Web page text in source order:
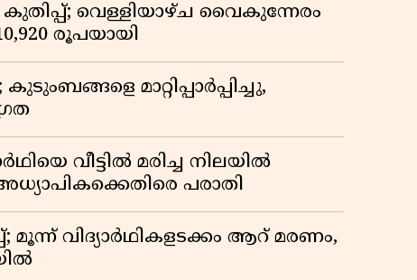
വെള്ളിയാഴ്ച വൈകുന്നേരം
രൂപയായി
മാറ്റിപ്പാർപ്പിച്ചു,
വീട്ടിൽ മരിച്ച നിലയിൽ
പരാതി
വിദ്യാർഥികളടക്കം ആറ് മരണം,